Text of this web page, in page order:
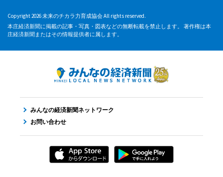
Copyright 2026 未来のチカラ力育成協会 All rights reserved.
本庄経済新聞に掲載の記事・写真・図表などの無断転載を禁止します。 著作権は本
庄経済新聞またはその情報提供者に属します。
みんなの経済新聞ネットワーク
お問い合わせ